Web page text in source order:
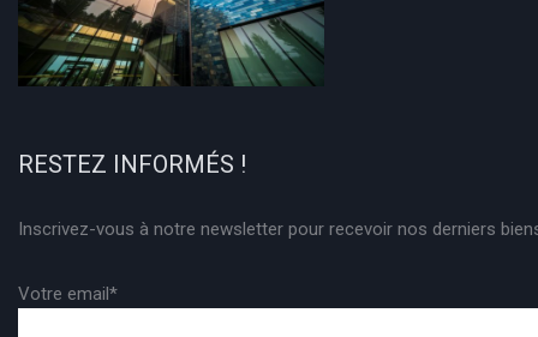
RESTEZ INFORMÉS !
Inscrivez-vous à notre newsletter pour recevoir nos derniers
Votre email*